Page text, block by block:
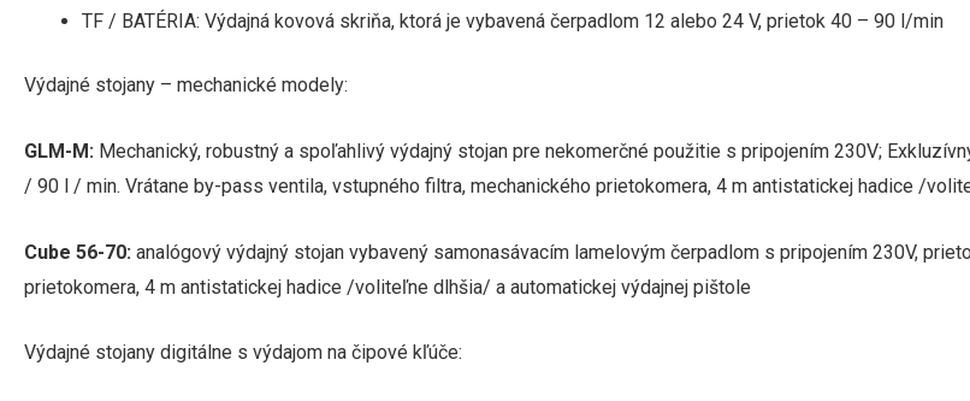
TF / BATÉRIA: Výdajná kovová skriňa, ktorá je vybavená čerpadlom 12 alebo 24 V, prietok 40 – 90 l/min
Výdajné stojany – mechanické modely:
GLM-M: Mechanický, robustný a spoľahlivý výdajný stojan pre nekomerčné použitie s pripojením 230V;
/ 90 l / min. Vrátane by-pass ventila, vstupného filtra, mechanického prietokomera, 4 m antistatickej hadice /
Cube 56-70: analógový výdajný stojan vybavený samonasávacím lamelovým čerpadlom s pripojením 230V,
prietokomera, 4 m antistatickej hadice /voliteľne dlhšia/ a automatickej výdajnej pištole
Výdajné stojany digitálne s výdajom na čipové kľúče: